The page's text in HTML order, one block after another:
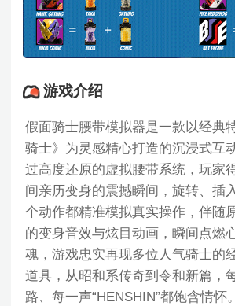
游戏介绍
假面骑士腰带模拟器是一款以经典
骑士》为灵感精心打造的沉浸式互
过高度还原的虚拟腰带系统，玩家
间亲历变身的震撼瞬间，旋转、插
个动作都精准模拟真实操作，伴随
的变身音效与炫目动画，瞬间点燃
魂，游戏忠实再现多位人气骑士的
道具，从昭和系传奇到令和新篇，
路、每一声“HENSHIN”都饱含情怀。